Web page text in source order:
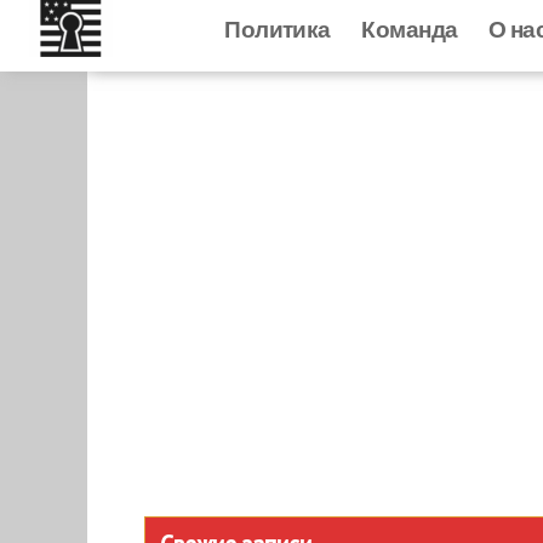
к
содержанию
Политика
Политика Команда О